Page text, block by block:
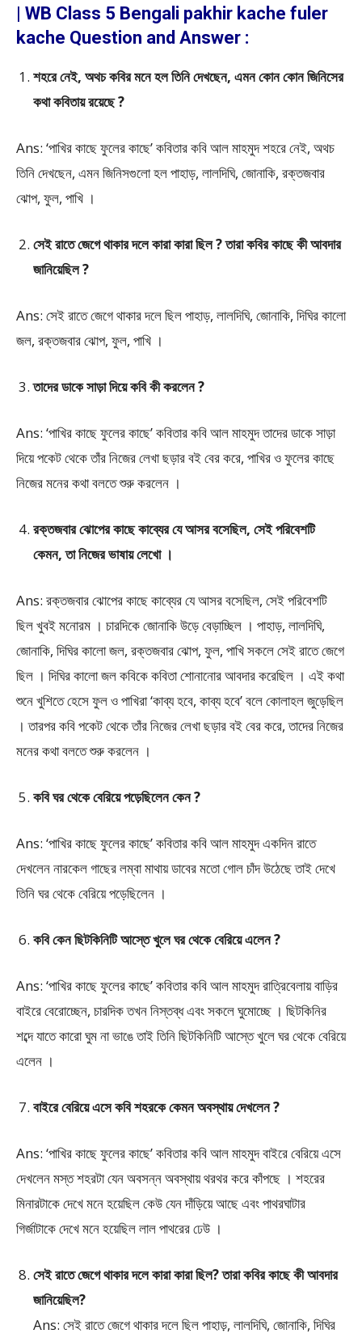
| WB Class 5 Bengali pakhir kache fuler
kache Question and Answer :
শহরে নেই, অথচ কবির মনে হল তিনি দেখছেন, এমন কোন কোন জিনিসের
কথা কবিতায় রয়েছে ?
Ans: ‘পাখির কাছে ফুলের কাছে’ কবিতার কবি আল মাহমুদ শহরে নেই, অথচ
তিনি দেখছেন, এমন জিনিসগুলো হল পাহাড়, লালদিঘি, জোনাকি, রক্তজবার
ঝোপ, ফুল, পাখি ।
সেই রাতে জেগে থাকার দলে কারা কারা ছিল ? তারা কবির কাছে কী আবদার
জানিয়েছিল ?
Ans: সেই রাতে জেগে থাকার দলে ছিল পাহাড়, লালদিঘি, জোনাকি, দিঘির কালো
জল, রক্তজবার ঝোপ, ফুল, পাখি ।
তাদের ডাকে সাড়া দিয়ে কবি কী করলেন ?
Ans: ‘পাখির কাছে ফুলের কাছে’ কবিতার কবি আল মাহমুদ তাদের ডাকে সাড়া
দিয়ে পকেট থেকে তাঁর নিজের লেখা ছড়ার বই বের করে, পাখির ও ফুলের কাছে
নিজের মনের কথা বলতে শুরু করলেন ।
রক্তজবার ঝোপের কাছে কাব্যের যে আসর বসেছিল, সেই পরিবেশটি
কেমন, তা নিজের ভাষায় লেখো ।
Ans: রক্তজবার ঝোপের কাছে কাব্যের যে আসর বসেছিল, সেই পরিবেশটি
ছিল খুবই মনোরম । চারদিকে জোনাকি উড়ে বেড়াচ্ছিল । পাহাড়, লালদিঘি,
জোনাকি, দিঘির কালো জল, রক্তজবার ঝোপ, ফুল, পাখি সকলে সেই রাতে জেগে
ছিল । দিঘির কালো জল কবিকে কবিতা শোনানোর আবদার করেছিল । এই কথা
শুনে খুশিতে হেসে ফুল ও পাখিরা ‘কাব্য হবে, কাব্য হবে’ বলে কোলাহল জুড়েছিল
। তারপর কবি পকেট থেকে তাঁর নিজের লেখা ছড়ার বই বের করে, তাদের নিজের
মনের কথা বলতে শুরু করলেন ।
কবি ঘর থেকে বেরিয়ে পড়েছিলেন কেন ?
Ans: ‘পাখির কাছে ফুলের কাছে’ কবিতার কবি আল মাহমুদ একদিন রাতে
দেখলেন নারকেল গাছের লম্বা মাথায় ডাবের মতো গোল চাঁদ উঠেছে তাই দেখে
তিনি ঘর থেকে বেরিয়ে পড়েছিলেন ।
কবি কেন ছিটকিনিটি আস্তে খুলে ঘর থেকে বেরিয়ে এলেন ?
Ans: ‘পাখির কাছে ফুলের কাছে’ কবিতার কবি আল মাহমুদ রাত্রিবেলায় বাড়ির
বাইরে বেরোচ্ছেন, চারদিক তখন নিস্তব্ধ এবং সকলে ঘুমোচ্ছে । ছিটকিনির
শব্দে যাতে কারো ঘুম না ভাঙে তাই তিনি ছিটকিনিটি আস্তে খুলে ঘর থেকে বেরিয়ে
এলেন ।
বাইরে বেরিয়ে এসে কবি শহরকে কেমন অবস্থায় দেখলেন ?
Ans: ‘পাখির কাছে ফুলের কাছে’ কবিতার কবি আল মাহমুদ বাইরে বেরিয়ে এসে
দেখলেন মস্ত শহরটা যেন অবসন্ন অবস্থায় থরথর করে কাঁপছে । শহরের
মিনারটাকে দেখে মনে হয়েছিল কেউ যেন দাঁড়িয়ে আছে এবং পাথরঘাটার
গির্জাটাকে দেখে মনে হয়েছিল লাল পাথরের ঢেউ ।
সেই রাতে জেগে থাকার দলে কারা কারা ছিল? তারা কবির কাছে কী আবদার
জানিয়েছিল?
Ans: সেই রাতে জেগে থাকার দলে ছিল পাহাড়, লালদিঘি, জোনাকি, দিঘির